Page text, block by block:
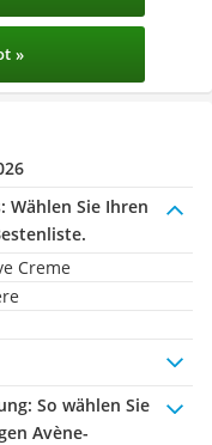
»
Wählen Sie Ihren
Creme
: So wählen Sie
Avène-